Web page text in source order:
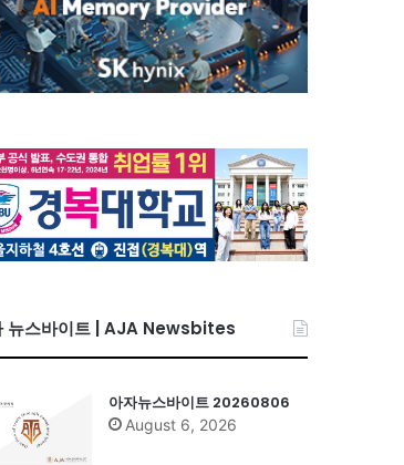
뉴스바이트 | AJA Newsbites
아자뉴스바이트 20260806
August 6, 2026